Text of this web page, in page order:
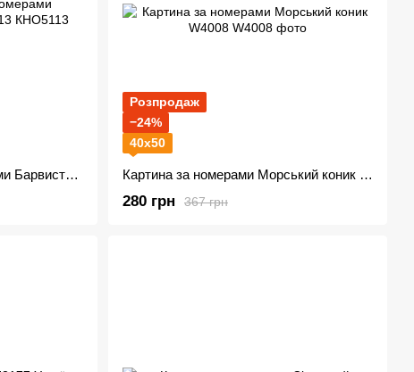
Уцінка. Картина за номерами Барвистий дракон KHO5113
Розпродаж
−24%
40х50
Картина за номерами Морський коник W4008
367 грн
280 грн